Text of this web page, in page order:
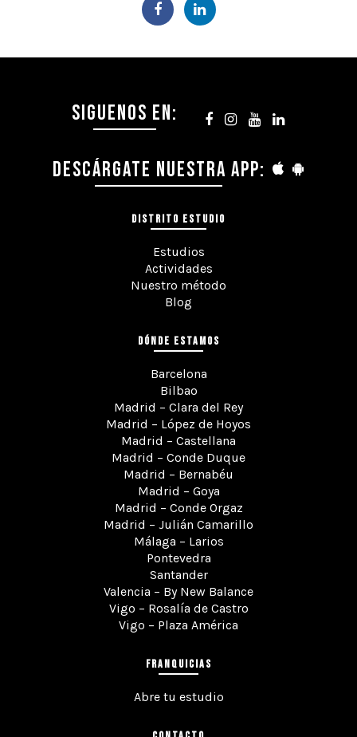
SIGUENOS EN:
DESCÁRGATE NUESTRA APP:
DISTRITO ESTUDIO
Estudios
Actividades
Nuestro método
Blog
DÓNDE ESTAMOS
Barcelona
Bilbao
Madrid – Clara del Rey
Madrid – López de Hoyos
Madrid – Castellana
Madrid – Conde Duque
Madrid – Bernabéu
Madrid – Goya
Madrid – Conde Orgaz
Madrid – Julián Camarillo
Málaga – Larios
Pontevedra
Santander
Valencia – By New Balance
Vigo – Rosalía de Castro
Vigo – Plaza América
FRANQUICIAS
Abre tu estudio